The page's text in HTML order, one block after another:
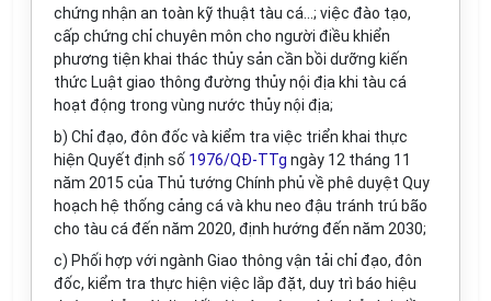
chứng nhận an toàn kỹ thuật tàu cá...; việc đào tạo,
cấp chứng chỉ chuyên môn cho người điều khiển
phương tiện khai thác thủy sản cần bồi dưỡng kiến
thức Luật giao thông đường thủy nội địa khi tàu cá
hoạt động trong vùng nước thủy nội địa;
b) Chỉ đạo, đôn đốc và kiểm tra việc triển khai thực
hiện Quyết định số 1976/QĐ-TTg ngày 12 tháng 11
năm 2015 của Thủ tướng Chính phủ về phê duyệt Quy
hoạch hệ thống cảng cá và khu neo đậu tránh trú bão
cho tàu cá đến năm 2020, định hướng đến năm 2030;
c) Phối hợp với ngành Giao thông vận tải chỉ đạo, đôn
đốc, kiểm tra thực hiện việc lắp đặt, duy trì báo hiệu